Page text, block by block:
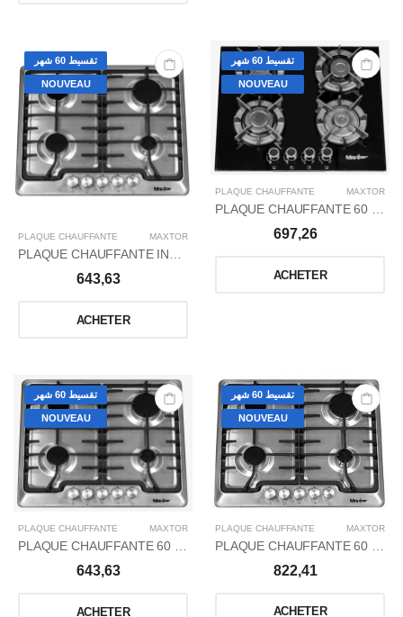
تقسيط 60 شهر
NOUVEAU
PLAQUE CHAUFFANTE MAXTOR
643,63
ACHETER
تقسيط 60 شهر
NOUVEAU
PLAQUE CHAUFFANTE MAXTOR
PLAQUE CHAUFFANTE 60 GLASS S/T (BMD602MgK)
697,26
ACHETER
تقسيط 60 شهر
NOUVEAU
PLAQUE CHAUFFANTE MAXTOR
PLAQUE CHAUFFANTE 60 INOX S/T (BMDS602MS)
643,63
ACHETER
تقسيط 60 شهر
NOUVEAU
PLAQUE CHAUFFANTE MAXTOR
822,41
ACHETER